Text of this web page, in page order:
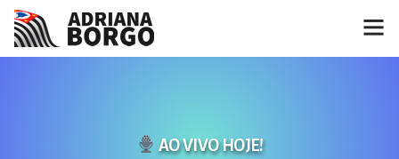
AO VIVO HOJE!